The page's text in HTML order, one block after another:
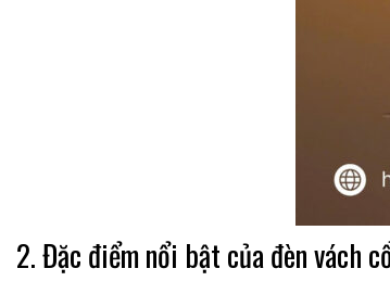
2. Đặc điểm nổi bật của đèn vách